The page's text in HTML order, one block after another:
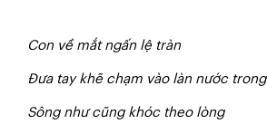
Con về mắt ngấn lệ tràn
Đưa tay khẽ chạm vào làn nước trong
Sông như cũng khóc theo lòng